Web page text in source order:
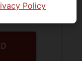
Policy